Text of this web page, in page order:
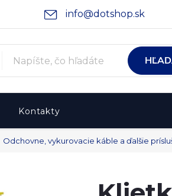
info@dotshop.sk
ochrany osobných údajov
Kontakty
Odchovne, vykurovacie káble a ďalšie